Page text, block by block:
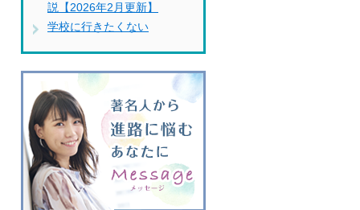
説【2026年2月更新】
学校に行きたくない